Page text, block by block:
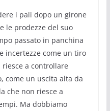
i pali dopo un girone
le prodezze del suo
passato in panchina
incertezze come un tiro
a controllare
come un uscita alta da
che non riesce a
Ma dobbiamo